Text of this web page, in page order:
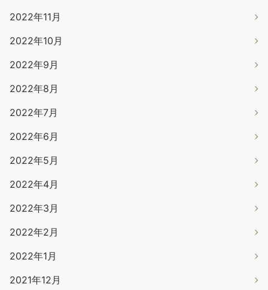
2022年11月
2022年10月
2022年9月
2022年8月
2022年7月
2022年6月
2022年5月
2022年4月
2022年3月
2022年2月
2022年1月
2021年12月